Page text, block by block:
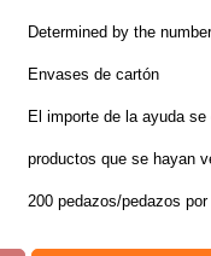
Determined by the
Envases de cartón
El importe de la ayuda
productos que se hayan
200 pedazos/pedazos por